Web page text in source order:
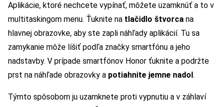
Aplikácie, ktoré nechcete vypínať, môžete uzamknúť a to v
multitaskingom menu. Ťuknite na tlačidlo štvorca na
hlavnej obrazovke, aby ste zapli náhľady aplikácií. Tu sa
zamykanie môže líšiť podľa značky smartfónu a jeho
nadstavby. V prípade smartfónov Honor ťuknite a podržte
prst na náhľade obrazovky a potiahnite jemne nadol.
Týmto spôsobom ju uzamknete proti vypnutiu a v záhlaví